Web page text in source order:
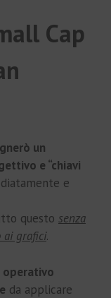
Cap
un
e “chiavi
e
questo senza
ai grafici.
operativo
da applicare